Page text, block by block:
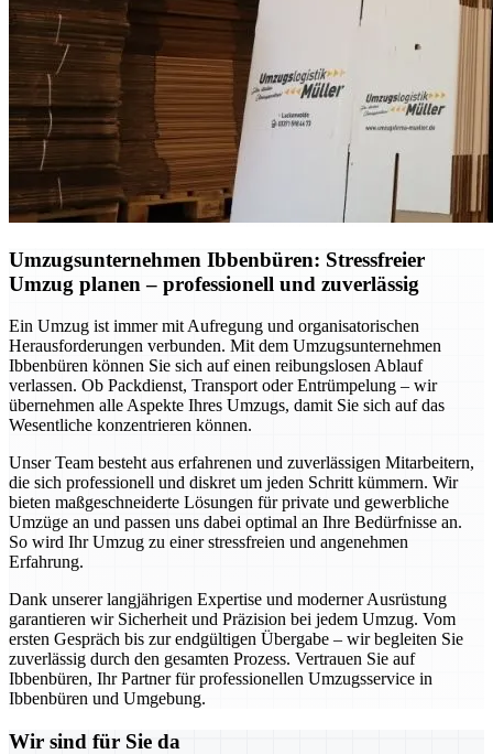
Umzugsunternehmen Ibbenbüren: Stressfreier
Umzug planen – professionell und zuverlässig
Ein Umzug ist immer mit Aufregung und organisatorischen
Herausforderungen verbunden. Mit dem Umzugsunternehmen
Ibbenbüren können Sie sich auf einen reibungslosen Ablauf
verlassen. Ob Packdienst, Transport oder Entrümpelung – wir
übernehmen alle Aspekte Ihres Umzugs, damit Sie sich auf das
Wesentliche konzentrieren können.
Unser Team besteht aus erfahrenen und zuverlässigen Mitarbeitern,
die sich professionell und diskret um jeden Schritt kümmern. Wir
bieten maßgeschneiderte Lösungen für private und gewerbliche
Umzüge an und passen uns dabei optimal an Ihre Bedürfnisse an.
So wird Ihr Umzug zu einer stressfreien und angenehmen
Erfahrung.
Dank unserer langjährigen Expertise und moderner Ausrüstung
garantieren wir Sicherheit und Präzision bei jedem Umzug. Vom
ersten Gespräch bis zur endgültigen Übergabe – wir begleiten Sie
zuverlässig durch den gesamten Prozess. Vertrauen Sie auf
Ibbenbüren, Ihr Partner für professionellen Umzugsservice in
Ibbenbüren und Umgebung.
Wir sind für Sie da